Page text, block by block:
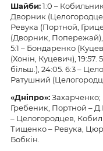
Шайби:1:0 –
Дворник
Ревука (Портной,
(Дворник, Попережай),
5:1 – Бондаренко
(Хонін, Куцевич),
більш.), 24:05. 6:3 –
Ратушний
«Дніпро»:
Гребеник, Портной –
– Целогородцев,
Тищенко – Ревука,
Бобкін.